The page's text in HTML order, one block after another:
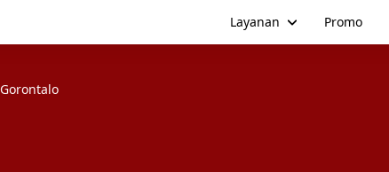
Layanan Promo
Gorontalo